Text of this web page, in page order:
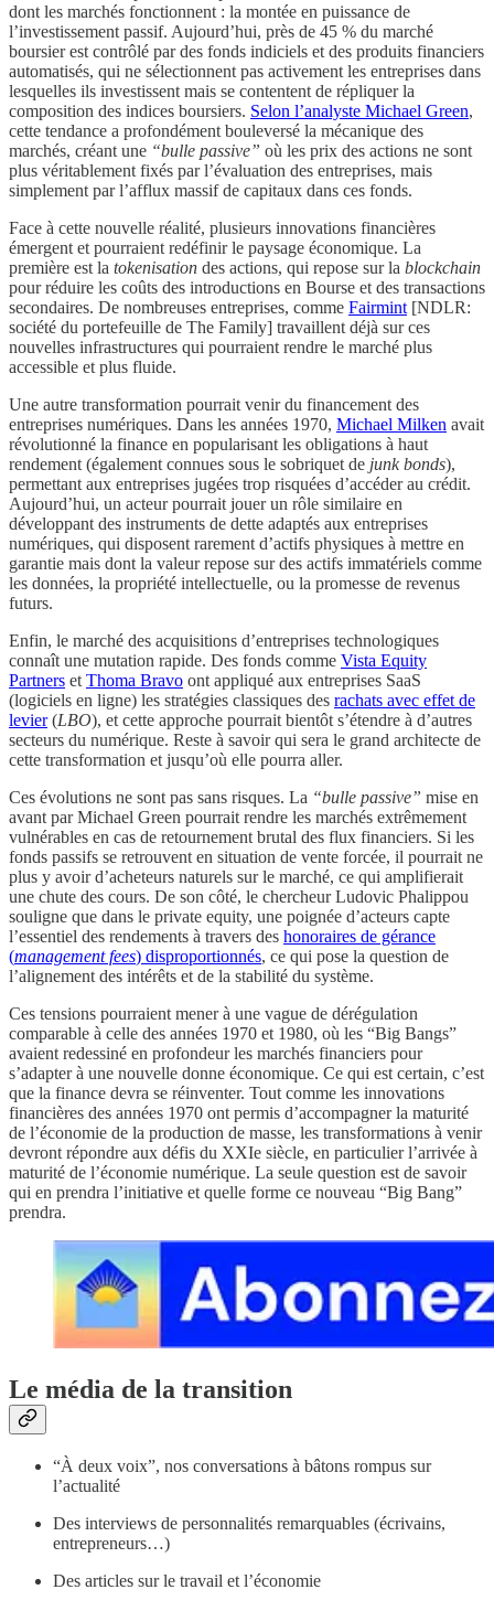
dont les marchés fonctionnent : la montée en puissance de
l’investissement passif. Aujourd’hui, près de 45 % du marché
boursier est contrôlé par des fonds indiciels et des produits financiers
automatisés, qui ne sélectionnent pas activement les entreprises dans
lesquelles ils investissent mais se contentent de répliquer la
composition des indices boursiers. Selon l’analyste Michael Green,
cette tendance a profondément bouleversé la mécanique des
marchés, créant une “bulle passive” où les prix des actions ne sont
plus véritablement fixés par l’évaluation des entreprises, mais
simplement par l’afflux massif de capitaux dans ces fonds.
Face à cette nouvelle réalité, plusieurs innovations financières
émergent et pourraient redéfinir le paysage économique. La
première est la tokenisation des actions, qui repose sur la blockchain
pour réduire les coûts des introductions en Bourse et des transactions
secondaires. De nombreuses entreprises, comme Fairmint [NDLR:
société du portefeuille de The Family] travaillent déjà sur ces
nouvelles infrastructures qui pourraient rendre le marché plus
accessible et plus fluide.
Une autre transformation pourrait venir du financement des
entreprises numériques. Dans les années 1970, Michael Milken avait
révolutionné la finance en popularisant les obligations à haut
rendement (également connues sous le sobriquet de junk bonds),
permettant aux entreprises jugées trop risquées d’accéder au crédit.
Aujourd’hui, un acteur pourrait jouer un rôle similaire en
développant des instruments de dette adaptés aux entreprises
numériques, qui disposent rarement d’actifs physiques à mettre en
garantie mais dont la valeur repose sur des actifs immatériels comme
les données, la propriété intellectuelle, ou la promesse de revenus
futurs.
Enfin, le marché des acquisitions d’entreprises technologiques
connaît une mutation rapide. Des fonds comme Vista Equity
Partners et Thoma Bravo ont appliqué aux entreprises SaaS
(logiciels en ligne) les stratégies classiques des rachats avec effet de
levier(LBO), et cette approche pourrait bientôt s’étendre à d’autres
secteurs du numérique. Reste à savoir qui sera le grand architecte de
cette transformation et jusqu’où elle pourra aller.
Ces évolutions ne sont pas sans risques. La “bulle passive” mise en
avant par Michael Green pourrait rendre les marchés extrêmement
vulnérables en cas de retournement brutal des flux financiers. Si les
fonds passifs se retrouvent en situation de vente forcée, il pourrait ne
plus y avoir d’acheteurs naturels sur le marché, ce qui amplifierait
une chute des cours. De son côté, le chercheur Ludovic Phalippou
souligne que dans le private equity, une poignée d’acteurs capte
l’essentiel des rendements à travers des honoraires de gérance
(management fees) disproportionnés, ce qui pose la question de
l’alignement des intérêts et de la stabilité du système.
Ces tensions pourraient mener à une vague de dérégulation
comparable à celle des années 1970 et 1980, où les “Big Bangs”
avaient redessiné en profondeur les marchés financiers pour
s’adapter à une nouvelle donne économique. Ce qui est certain, c’est
que la finance devra se réinventer. Tout comme les innovations
financières des années 1970 ont permis d’accompagner la maturité
de l’économie de la production de masse, les transformations à venir
devront répondre aux défis du XXIe siècle, en particulier l’arrivée à
maturité de l’économie numérique. La seule question est de savoir
qui en prendra l’initiative et quelle forme ce nouveau “Big Bang”
prendra.
Le média de la transition
“À deux voix”, nos conversations à bâtons rompus sur
l’actualité
Des interviews de personnalités remarquables (écrivains,
entrepreneurs…)
Des articles sur le travail et l’économie